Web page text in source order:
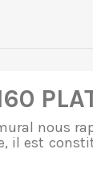
nous
il est